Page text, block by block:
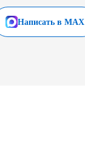
Написать в MAX